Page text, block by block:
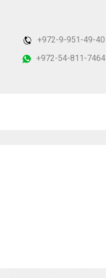
+972-9-951-49-40
+972-54-811-7464